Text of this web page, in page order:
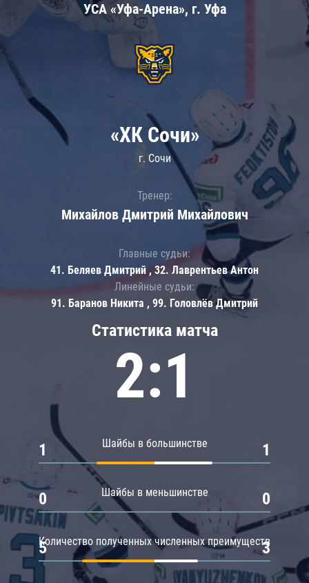
УСА «Уфа-Арена», г. Уфа
Статистика матча
2:1
Шайбы в большинстве
1 1
Шайбы в меньшинстве
0 0
Количество полученных численных преимуществ
5 3
«ХК Сочи»
г. Сочи
Тренер:
Михайлов Дмитрий Михайлович
Главные судьи:
41. Беляев Дмитрий , 32. Лаврентьев Антон
Линейные судьи:
91. Баранов Никита , 99. Головлёв Дмитрий